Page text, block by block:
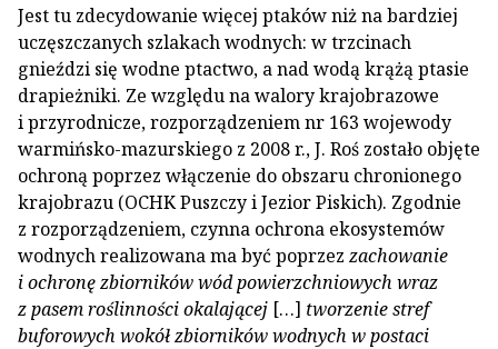
Jest tu zdecydowanie więcej ptaków niż na bardziej
uczęszczanych szlakach wodnych: w trzcinach
gnieździ się wodne ptactwo, a nad wodą krążą ptasie
drapieżniki. Ze względu na walory krajobrazowe
i przyrodnicze, rozporządzeniem nr 163 wojewody
warmińsko-mazurskiego z 2008 r., J. Roś zostało objęte
ochroną poprzez włączenie do obszaru chronionego
krajobrazu (OCHK Puszczy i Jezior Piskich). Zgodnie
z rozporządzeniem, czynna ochrona ekosystemów
wodnych realizowana ma być poprzez zachowanie
i ochronę zbiorników wód powierzchniowych wraz
z pasem roślinności okalającej […] tworzenie stref
buforowych wokół zbiorników wodnych w postaci